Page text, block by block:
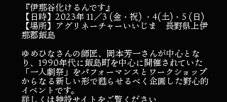
『伊那谷化けるんです』
【日時】2023年 11／3 (金・祝) ・4(土)・5 (日)
【場所】アグリネーチャーいいじま 長野県上伊
那郡飯島
ゆめひなさんの師匠、岡本芳一さんが中心とな
り、1990年代に飯島町を中心に開催されていた
「一人劇祭」をパフォーマンスとワークショップ
からなる新しい形で甦らせるべく企画した野心的
イベントです。
詳しくは特設サイトをご覧ください